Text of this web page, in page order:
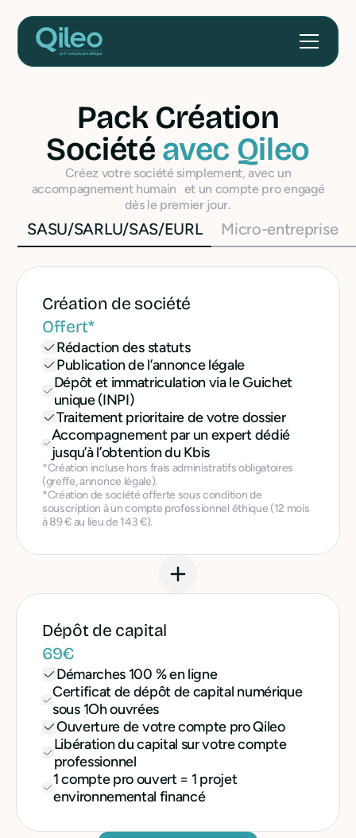
Pack Création
Société avec Qileo
Créez votre société simplement, avec un
accompagnement humain et un compte pro engagé
dès le premier jour.
SASU/SARLU/SAS/EURL Micro-entreprise
Création de société
Offert*
Rédaction des statuts
Publication de l’annonce légale
Dépôt et immatriculation via le Guichet
unique (INPI)
Traitement prioritaire de votre dossier
Accompagnement par un expert dédié
jusqu’à l’obtention du Kbis
*Création incluse hors frais administratifs obligatoires
(greffe, annonce légale).
*Création de société offerte sous condition de
souscription à un compte professionnel éthique (12 mois
à 89 € au lieu de 143 €).
Dépôt de capital
69€
Démarches 100 % en ligne
Certificat de dépôt de capital numérique
sous 1Oh ouvrées
Ouverture de votre compte pro Qileo
Libération du capital sur votre compte
professionnel
1 compte pro ouvert = 1 projet
environnemental financé